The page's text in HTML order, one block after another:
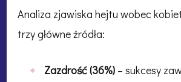
Analiza zjawiska hejtu wobec
trzy główne źródła:
Zazdrość (36%) – sukcesy